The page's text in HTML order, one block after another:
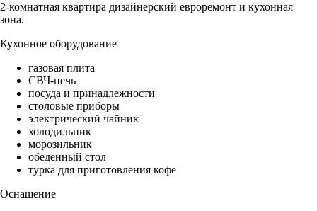
2-комнатная квартира дизайнерский евроремонт и кухонная
зона.
Кухонное оборудование
газовая плита
СВЧ-печь
посуда и принадлежности
столовые приборы
электрический чайник
холодильник
морозильник
обеденный стол
турка для приготовления кофе
Оснащение